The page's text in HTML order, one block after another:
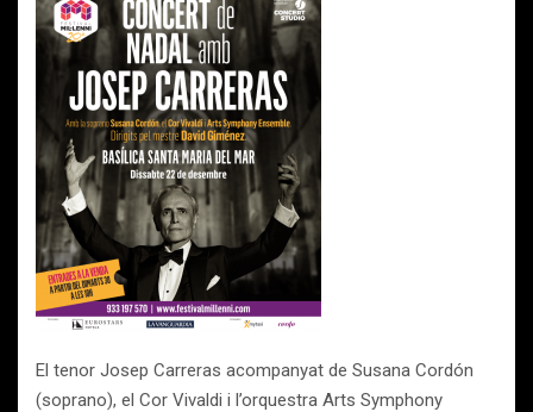
El tenor Josep Carreras acompanyat de Susana Cordón
(soprano), el Cor Vivaldi i l’orquestra Arts Symphony